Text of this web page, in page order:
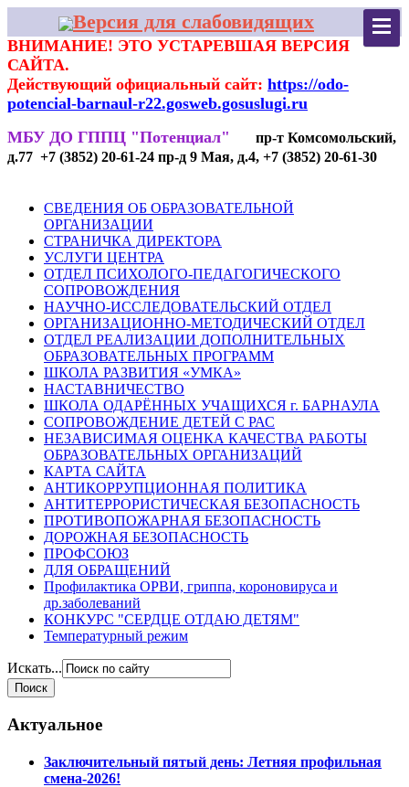
Версия для слабовидящих
ВНИМАНИЕ! ЭТО УСТАРЕВШАЯ ВЕРСИЯ
САЙТА.
Действующий официальный сайт: https://odo-
potencial-barnaul-r22.gosweb.gosuslugi.ru
МБУ ДО ГППЦ "Потенциал"
пр-т Комсомольский,
д.77 +7 (3852) 20-61-24 пр-д 9 Мая, д.4, +7 (3852) 20-61-30
СВЕДЕНИЯ ОБ ОБРАЗОВАТЕЛЬНОЙ
ОРГАНИЗАЦИИ
СТРАНИЧКА ДИРЕКТОРА
УСЛУГИ ЦЕНТРА
ОТДЕЛ ПСИХОЛОГО-ПЕДАГОГИЧЕСКОГО
СОПРОВОЖДЕНИЯ
НАУЧНО-ИССЛЕДОВАТЕЛЬСКИЙ ОТДЕЛ
ОРГАНИЗАЦИОННО-МЕТОДИЧЕСКИЙ ОТДЕЛ
ОТДЕЛ РЕАЛИЗАЦИИ ДОПОЛНИТЕЛЬНЫХ
ОБРАЗОВАТЕЛЬНЫХ ПРОГРАММ
ШКОЛА РАЗВИТИЯ «УМКА»
НАСТАВНИЧЕСТВО
ШКОЛА ОДАРЁННЫХ УЧАЩИХСЯ г. БАРНАУЛА
СОПРОВОЖДЕНИЕ ДЕТЕЙ С РАС
НЕЗАВИСИМАЯ ОЦЕНКА КАЧЕСТВА РАБОТЫ
ОБРАЗОВАТЕЛЬНЫХ ОРГАНИЗАЦИЙ
КАРТА САЙТА
АНТИКОРРУПЦИОННАЯ ПОЛИТИКА
АНТИТЕРРОРИСТИЧЕСКАЯ БЕЗОПАСНОСТЬ
ПРОТИВОПОЖАРНАЯ БЕЗОПАСНОСТЬ
ДОРОЖНАЯ БЕЗОПАСНОСТЬ
ПРОФСОЮЗ
ДЛЯ ОБРАЩЕНИЙ
Профилактика ОРВИ, гриппа, короновируса и
др.заболеваний
КОНКУРС "СЕРДЦЕ ОТДАЮ ДЕТЯМ"
Температурный режим
Искать...
Актуальное
Заключительный пятый день: Летняя профильная
смена-2026!